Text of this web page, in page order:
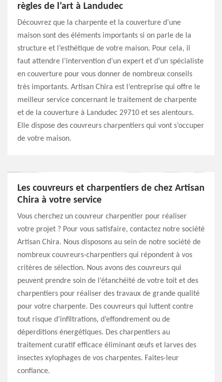
règles de l’art à Landudec
Découvrez que la charpente et la couverture d’une
maison sont des éléments importants si on parle de la
structure et l’esthétique de votre maison. Pour cela, il
faut attendre l’intervention d’un expert et d’un spécialiste
en couverture pour vous donner de nombreux conseils
très importants. Artisan Chira est l’entreprise qui offre le
meilleur service concernant le traitement de charpente
et de la couverture à Landudec 29710 et ses alentours.
Elle dispose des couvreurs charpentiers qui vont s’occuper
de votre maison.
Les couvreurs et charpentiers de chez Artisan
Chira à votre service
Vous cherchez un couvreur charpentier pour réaliser
votre projet ? Pour vous satisfaire, contactez notre société
Artisan Chira. Nous disposons au sein de notre société de
nombreux couvreurs-charpentiers qui répondent à vos
critères de sélection. Nous avons des couvreurs qui
peuvent prendre soin de l’étanchéité de votre toit et des
charpentiers pour réaliser des travaux de grande qualité
pour votre charpente. Des couvreurs qui luttent contre
tout risque d’infiltrations, d’effondrement ou de
déperditions énergétiques. Des charpentiers au
traitement curatif efficace éliminant œufs et larves des
insectes xylophages de vos charpentes. Faites-leur
confiance.